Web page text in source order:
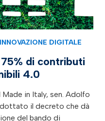
INNOVAZIONE DIGITALE
di contributi
4.0
in Italy, sen. Adolfo
il decreto che dà
del bando di